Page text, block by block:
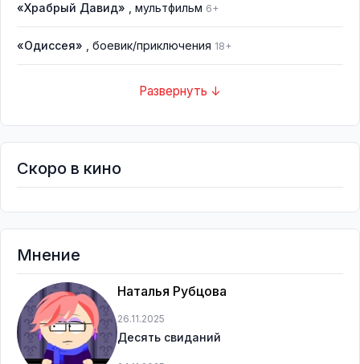
«Храбрый Давид» , мультфильм 6+
«Одиссея» , боевик/приключения 18+
Развернуть ↓
Скоро в кино
Мнение
Наталья Рубцова
26.11.2025
Десять свиданий